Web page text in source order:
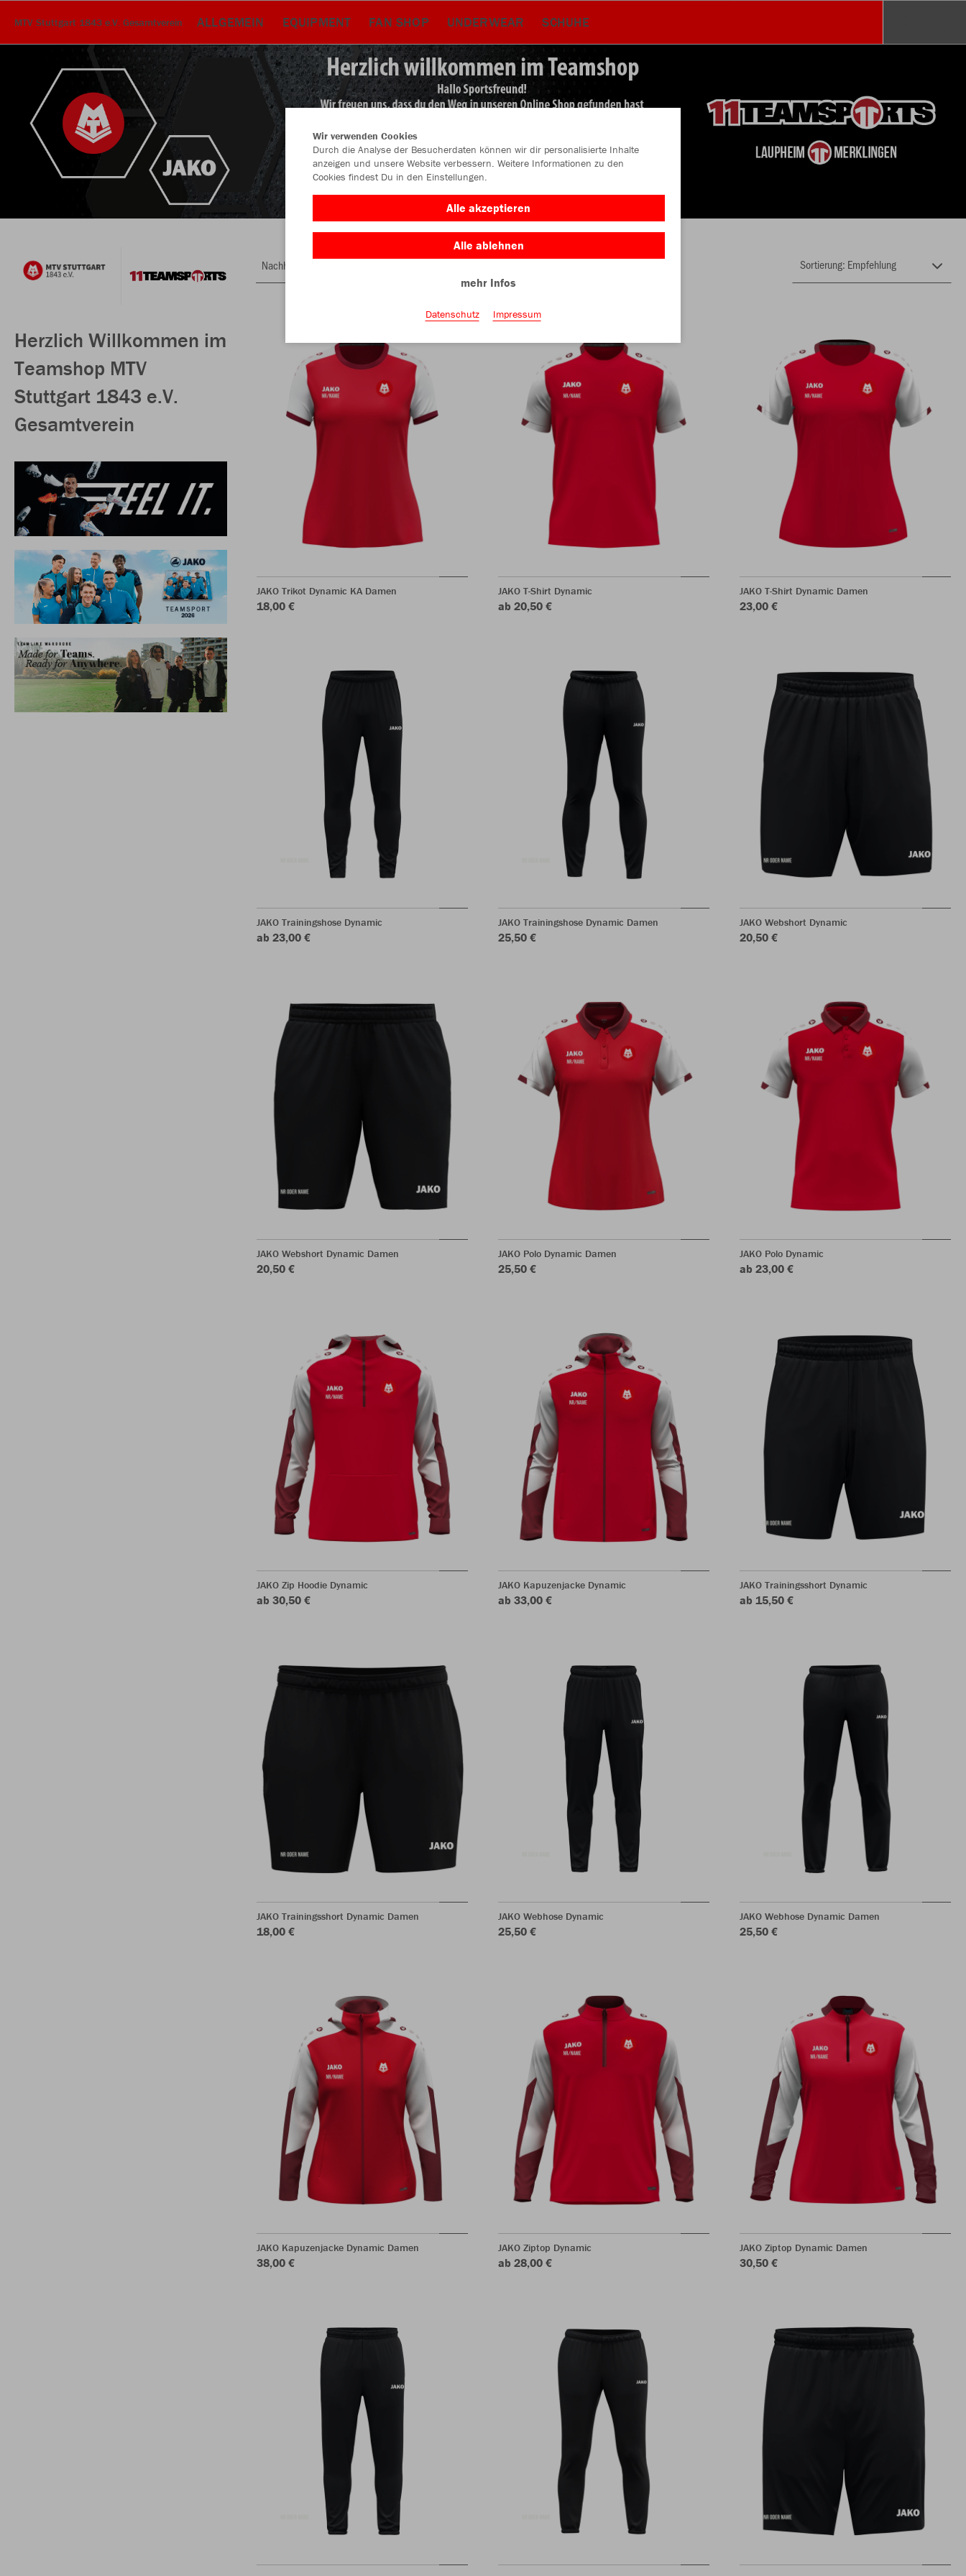
MTV Stuttgart 1843 e.V. Gesamtverein ALLGEMEIN EQUIPMENT FAN SHOP UNDERWEAR SCHUHE
Herzlich Willkommen im
Teamshop MTV
Stuttgart 1843 e.V.
Gesamtverein
Nachhaltig
JAKO Trikot Dynamic KA Damen
18,00 €
JAKO T-Shirt Dynamic
ab 20,50 €
JAKO T-Shirt Dynamic Damen
23,00 €
JAKO Trainingshose Dynamic
ab 23,00 €
JAKO Trainingshose Dynamic Damen
25,50 €
JAKO Webshort Dynamic
20,50 €
JAKO Webshort Dynamic Damen
20,50 €
JAKO Polo Dynamic Damen
25,50 €
JAKO Polo Dynamic
ab 23,00 €
JAKO Zip Hoodie Dynamic
ab 30,50 €
JAKO Kapuzenjacke Dynamic
ab 33,00 €
JAKO Trainingsshort Dynamic
ab 15,50 €
JAKO Trainingsshort Dynamic Damen
18,00 €
JAKO Webhose Dynamic
25,50 €
JAKO Webhose Dynamic Damen
25,50 €
JAKO Kapuzenjacke Dynamic Damen
38,00 €
JAKO Ziptop Dynamic
ab 28,00 €
JAKO Ziptop Dynamic Damen
30,50 €
Wir verwenden Cookies
Durch die Analyse der Besucherdaten können wir dir personalisierte Inhalte
anzeigen und unsere Website verbessern. Weitere Informationen zu den
Cookies findest Du in den Einstellungen.
Alle akzeptieren
Alle ablehnen
mehr Infos
Datenschutz Impressum